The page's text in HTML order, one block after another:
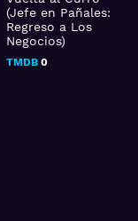
(Jefe en Pañales:
Regreso a Los
Negocios)
TMDB0